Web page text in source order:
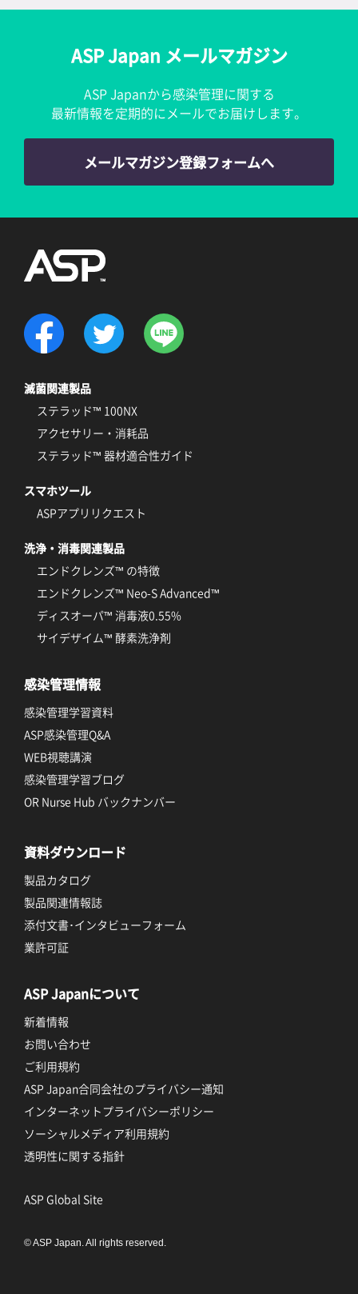
ASP Japan メールマガジン
ASP Japanから感染管理に関する
最新情報を定期的にメールでお届けします。
メールマガジン登録フォームへ
滅菌関連製品
ステラッド™ 100NX
アクセサリー・消耗品
ステラッド™ 器材適合性ガイド
スマホツール
ASPアプリリクエスト
洗浄・消毒関連製品
エンドクレンズ™ の特徴
エンドクレンズ™ Neo-S Advanced™
ディスオーパ™ 消毒液0.55%
サイデザイム™ 酵素洗浄剤
感染管理情報
感染管理学習資料
ASP感染管理Q&A
WEB視聴講演
感染管理学習ブログ
OR Nurse Hub バックナンバー
資料ダウンロード
製品カタログ
製品関連情報誌
添付文書･インタビューフォーム
業許可証
ASP Japanについて
新着情報
お問い合わせ
ご利用規約
ASP Japan合同会社のプライバシー通知
インターネットプライバシーポリシー
ソーシャルメディア利用規約
透明性に関する指針
ASP Global Site
© ASP Japan. All rights reserved.